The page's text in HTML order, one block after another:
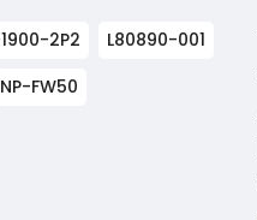
2P2
L80890-001
NP-FW50